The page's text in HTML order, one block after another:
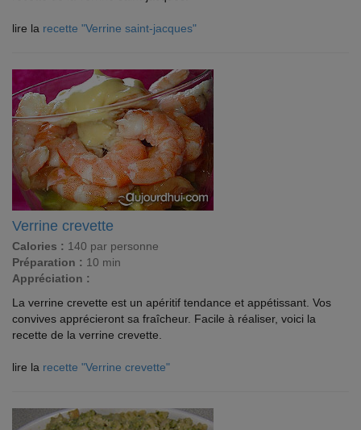
lire la recette "Verrine saint-jacques"
Verrine crevette
Calories : 140 par personne
Préparation : 10 min
Appréciation :
La verrine crevette est un apéritif tendance et appétissant. Vos
convives apprécieront sa fraîcheur. Facile à réaliser, voici la
recette de la verrine crevette.
lire la recette "Verrine crevette"